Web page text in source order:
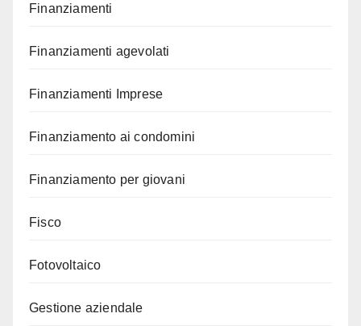
Finanziamenti
Finanziamenti agevolati
Finanziamenti Imprese
Finanziamento ai condomini
Finanziamento per giovani
Fisco
Fotovoltaico
Gestione aziendale